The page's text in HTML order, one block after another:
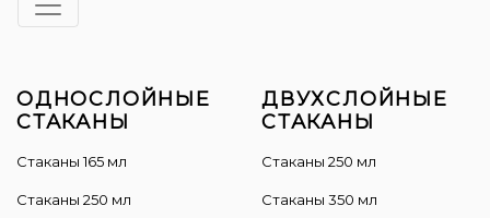
ОДНОСЛОЙНЫЕ
СТАКАНЫ
Стаканы 165 мл
Стаканы 250 мл
ДВУХСЛОЙНЫЕ
СТАКАНЫ
Cтаканы 250 мл
Стаканы 350 мл